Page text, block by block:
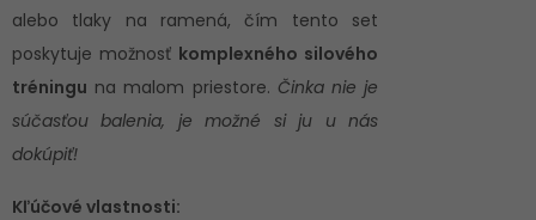
alebo tlaky na ramená, čím tento set
poskytuje možnosť komplexného silového
tréningu na malom priestore. Činka nie je
súčasťou balenia, je možné si ju u nás
dokúpiť!
Kľúčové vlastnosti: